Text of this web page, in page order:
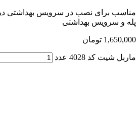
مناسب برای نصب در سرویس بهداشتی
پله و سرویس بهداشتی
1,650,000 تومان
ماربل شیت کد 4028 عدد